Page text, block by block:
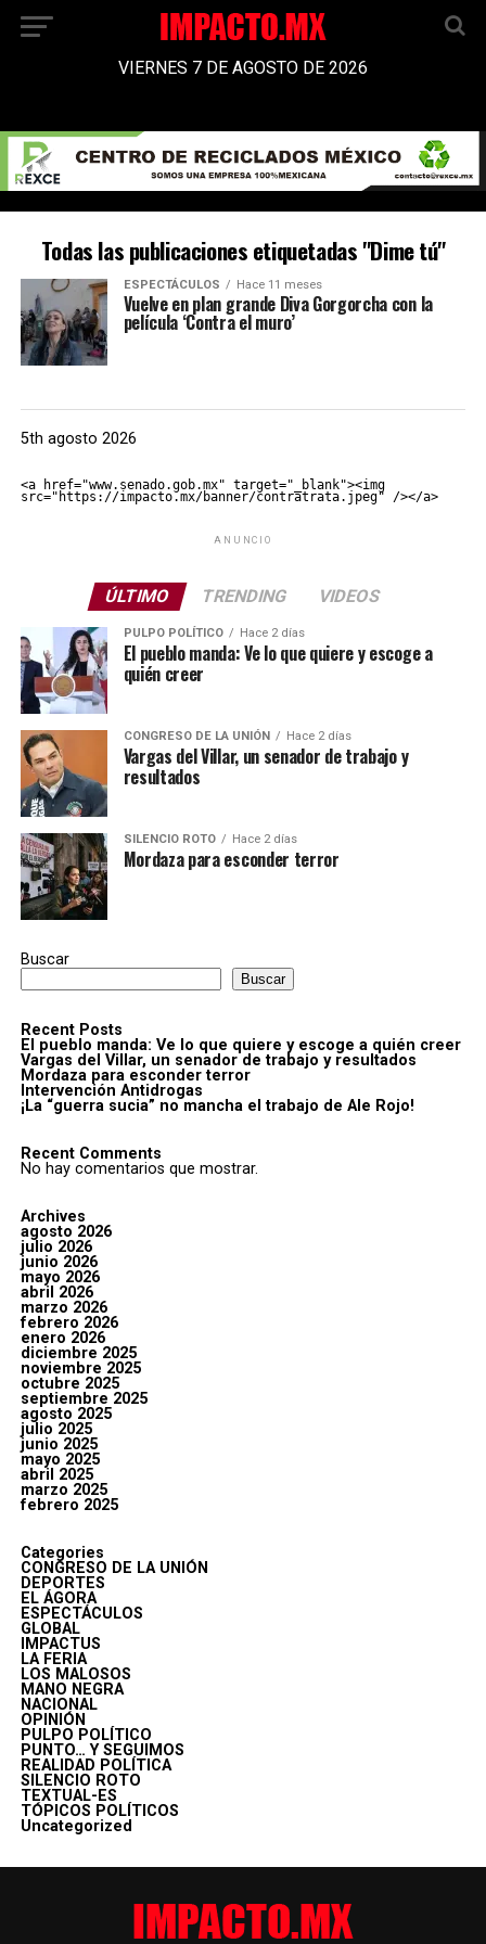
VIERNES 7 DE AGOSTO DE 2026
Todas las publicaciones etiquetadas "Dime tú"
ESPECTÁCULOS Hace 11 meses
Vuelve en plan grande Diva Gorgorcha con la
película ‘Contra el muro’
5th agosto 2026
<a href="www.senado.gob.mx" target="_blank"><img
src="https://impacto.mx/banner/contratrata.jpeg" /></a>
ANUNCIO
ÚLTIMO TRENDING VIDEOS
PULPO POLÍTICO Hace 2 días
El pueblo manda: Ve lo que quiere y escoge a
quién creer
CONGRESO DE LA UNIÓN Hace 2 días
Vargas del Villar, un senador de trabajo y
resultados
SILENCIO ROTO Hace 2 días
Mordaza para esconder terror
Buscar
Buscar
Recent Posts
El pueblo manda: Ve lo que quiere y escoge a quién creer
Vargas del Villar, un senador de trabajo y resultados
Mordaza para esconder terror
Intervención Antidrogas
¡La “guerra sucia” no mancha el trabajo de Ale Rojo!
Recent Comments
No hay comentarios que mostrar.
Archives
agosto 2026
julio 2026
junio 2026
mayo 2026
abril 2026
marzo 2026
febrero 2026
enero 2026
diciembre 2025
noviembre 2025
octubre 2025
septiembre 2025
agosto 2025
julio 2025
junio 2025
mayo 2025
abril 2025
marzo 2025
febrero 2025
Categories
CONGRESO DE LA UNIÓN
DEPORTES
EL ÁGORA
ESPECTÁCULOS
GLOBAL
IMPACTUS
LA FERIA
LOS MALOSOS
MANO NEGRA
NACIONAL
OPINIÓN
PULPO POLÍTICO
PUNTO… Y SEGUIMOS
REALIDAD POLÍTICA
SILENCIO ROTO
TEXTUAL-ES
TÓPICOS POLÍTICOS
Uncategorized